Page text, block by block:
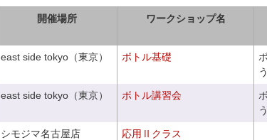
開催場所 ワークショップ名
east side tokyo（東京） ボトル基礎
east side tokyo（東京） ボトル講習会
シモジマ名古屋店 応用Ⅱクラス